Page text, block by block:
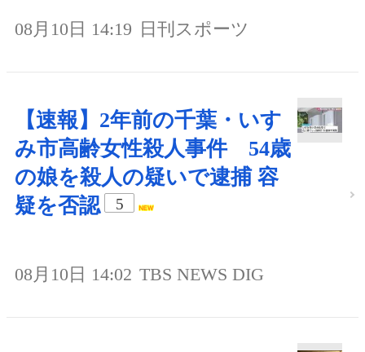
08月10日 14:19 日刊スポーツ
【速報】2年前の千葉・いす
み市高齢女性殺人事件 54歳
の娘を殺人の疑いで逮捕 容
疑を否認
5
08月10日 14:02 TBS NEWS DIG